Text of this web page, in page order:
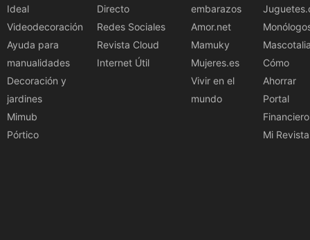
Ideal
Videodecoración
Ayuda para
manualidades
Decoración y
jardines
Mimub
Pórtico
Directo
Redes Sociales
Revista Cloud
Internet Útil
embarazos
Amor.net
Mamuky
Mujeres.es
Vivir en el
mundo
Cómo
Ahorrar
Portal
Financiero
Mi Revista